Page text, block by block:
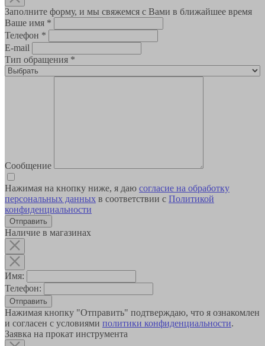
Заполните форму, и мы свяжемся с Вами в ближайшее время
Ваше имя *
Телефон *
E-mail
Тип обращения *
Сообщение
Нажимая на кнопку ниже, я даю согласие на обработку
персональных данных в соответствии с Политикой
конфиденциальности
Наличие в магазинах
Имя:
Телефон:
Отправить
Нажимая кнопку "Отправить" подтверждаю, что я ознакомлен
и согласен с условиями политики конфиденциальности.
Заявка на прокат инструмента